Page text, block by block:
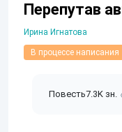
Перепутав
Ирина Игнатова
В процессе написания
Повесть7.3K зн.